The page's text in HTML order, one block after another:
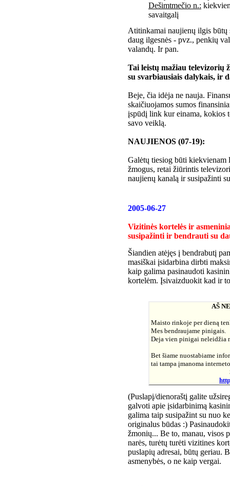
Dešimtmečio n.:
savaitgalį
Atitinkamai naujienų ilgis būtų
daug ilgesnės - pvz., penkių
valandų. Ir pan.
Tai leistų mažiau televizorių
su svarbiausiais dalykais, ir
Beje, čia idėja ne nauja.
skaičiuojamos sumos
įspūdį link kur einama, kokios
savo veiklą.
NAUJIENOS (07-19):
Galėtų tiesiog būti kiekvienam
žmogus, retai žiūrintis
naujienų kanalą ir susipažinti
2005-06-27
Vizitinės kortelės ir
susipažinti ir bendrauti su
Šiandien atėjęs į bendrabutį
masiškai įsidarbina dirbti
kaip galima pasinaudoti
kortelėm. Įsivaizduokit kad ir
AŠ
Maisto rinkoje per dieną
Mes bendraujame pinigais.
Deja vien pinigai neleidžia
Bet šiame nuostabiame
tai tampa įmanoma
(Puslapį/dienoraštį galite
galvoti apie įsidarbinimą
galima taip susipažint su nuo
originalus būdas :)
žmonių... Be to, manau, visos
narės, turėtų turėti vizitines
puslapių adresai, būtų geriau.
asmenybės, o ne kaip vergai.